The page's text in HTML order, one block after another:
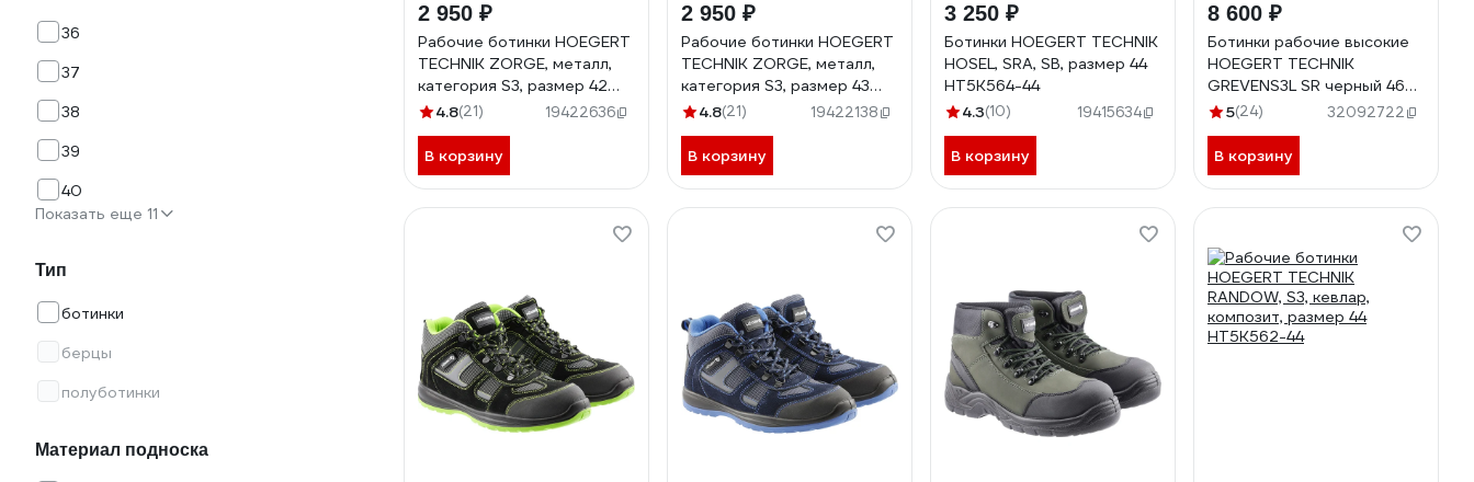
36
37
38
39
40
Показать еще 11
Тип
ботинки
берцы
полуботинки
Материал подноска
2 950 ₽
Рабочие ботинки HOEGERT
TECHNIK ZORGE, металл,
категория S3, размер 42
HT5K516-42
4.8(21) 19422636
В корзину
2 950 ₽
Рабочие ботинки HOEGERT
TECHNIK ZORGE, металл,
категория S3, размер 43
HT5K516-43
4.8(21) 19422138
В корзину
3 250 ₽
Ботинки HOEGERT TECHNIK
HOSEL, SRA, SB, размер 44
HT5K564-44
4.3(10) 19415634
В корзину
8 600 ₽
Ботинки рабочие высокие
HOEGERT TECHNIK
GREVENS3L SR черный 46
HT5K592-46
5(24) 32092722
В корзину